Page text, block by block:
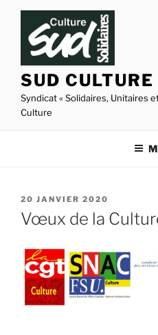
Aller
contenu
principal
SUD
Syndicat « Solidaires, Unitaires
Culture
PUBLIÉ
LE
20 JANVIER 2020
Vœux de la